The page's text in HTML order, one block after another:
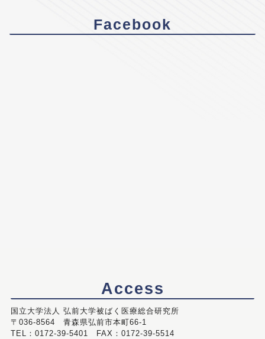
Facebook
Access
国立大学法人 弘前大学被ばく医療総合研究所
〒036-8564 青森県弘前市本町66-1
TEL：0172-39-5401 FAX：0172-39-5514